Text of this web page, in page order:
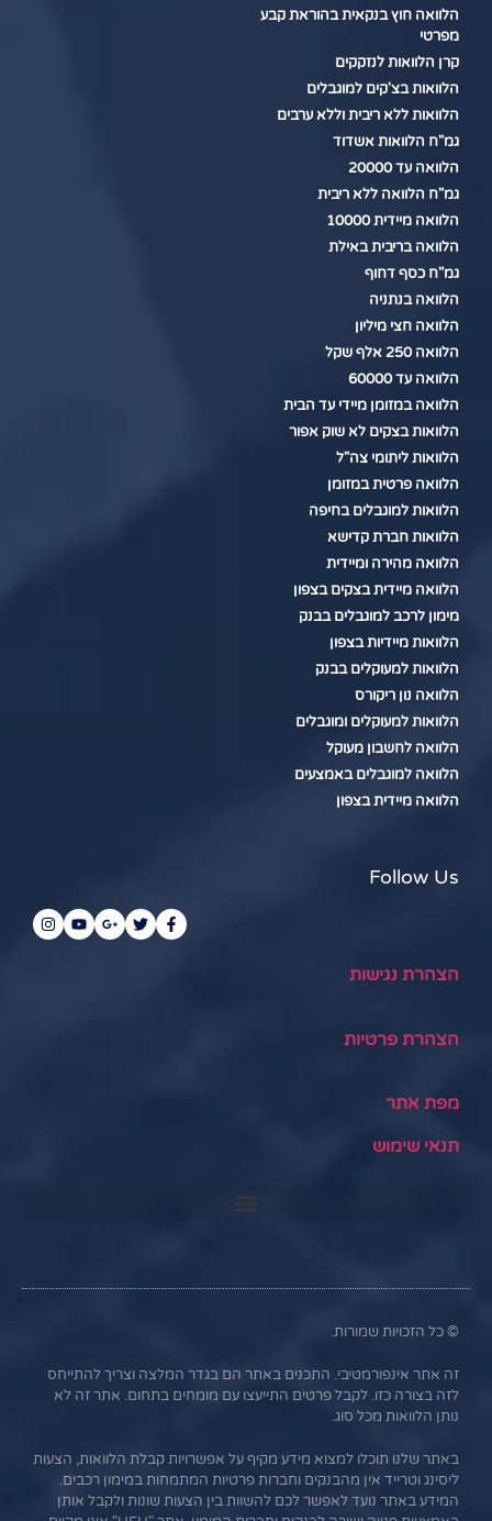
הלוואה חוץ בנקאית בהוראת קבע
מפרטי
קרן הלוואות לנזקקים
הלוואות בצ'קים למוגבלים
הלוואות ללא ריבית וללא ערבים
גמ"ח הלוואות אשדוד
הלוואה עד 20000
גמ"ח הלוואה ללא ריבית
הלוואה מיידית 10000
הלוואה בריבית באילת
גמ"ח כסף דחוף
הלוואה בנתניה
הלוואה חצי מיליון
הלוואה 250 אלף שקל
הלוואה עד 60000
הלוואה במזומן מיידי עד הבית
הלוואות בצקים לא שוק אפור
הלוואות ליתומי צה"ל
הלוואה פרטית במזומן
הלוואות למוגבלים בחיפה
הלוואות חברת קדישא
הלוואה מהירה ומיידית
הלוואה מיידית בצקים בצפון
מימון לרכב למוגבלים בבנק
הלוואות מיידיות בצפון
הלוואות למעוקלים בבנק
הלוואה נון ריקורס
הלוואות למעוקלים ומוגבלים
הלוואה לחשבון מעוקל
הלוואה למוגבלים באמצעים
הלוואה מיידית בצפון
Follow Us
הצהרת נגישות
הצהרת פרטיות
מפת אתר
תנאי שימוש
© כל הזכויות שמורות.
זה אתר אינפורמטיבי. התכנים באתר הם בגדר המלצה וצריך להתייחס
לזה בצורה כזו. לקבל פרטים התייעצו עם מומחים בתחום. אתר זה לא
נותן הלוואות מכל סוג.
באתר שלנו תוכלו למצוא מידע מקיף על אפשרויות קבלת הלוואות, הצעות
ליסינג וטרייד אין מהבנקים וחברות פרטיות המתמחות במימון רכבים.
המידע באתר נועד לאפשר לכם להשוות בין הצעות שונות ולקבל אותן